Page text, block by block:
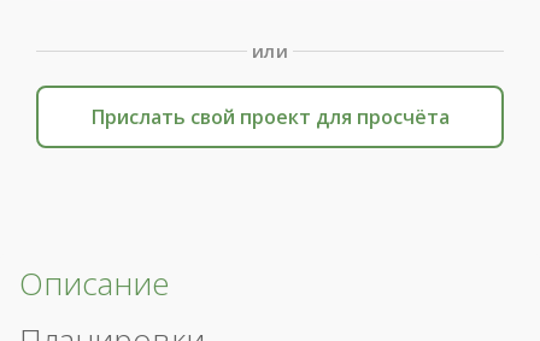
или
Прислать свой проект для просчёта
Описание